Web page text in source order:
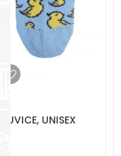
UNISEX